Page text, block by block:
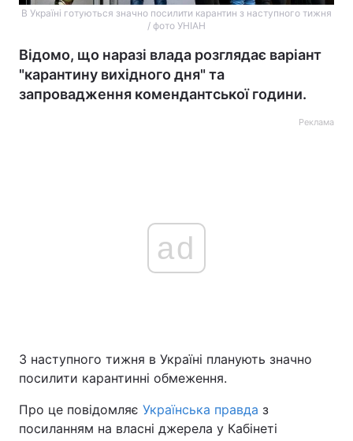
В Україні готуються значно посилити карантин з наступного тижня
/ фото УНІАН
Відомо, що наразі влада розглядає варіант
"карантину вихідного дня" та
запровадження комендантської години.
Реклама
ad
З наступного тижня в Україні планують значно
посилити карантинні обмеження.
Про це повідомляє Українська правда з
посиланням на власні джерела у Кабінеті